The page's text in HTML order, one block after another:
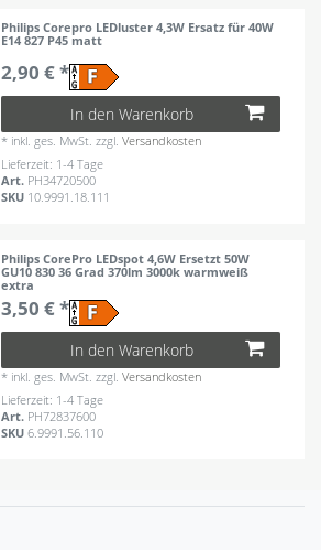
Philips Corepro LEDluster 4,3W Ersatz für 40W
E14 827 P45 matt
2,90 € *
In den Warenkorb
* inkl. ges. MwSt. zzgl.Versandkosten
Lieferzeit: 1-4 Tage
Art. PH34720500
SKU 10.9991.18.111
Philips CorePro LEDspot 4,6W Ersetzt 50W
GU10 830 36 Grad 370lm 3000k warmweiß
extra
3,50 € *
In den Warenkorb
* inkl. ges. MwSt. zzgl.Versandkosten
Lieferzeit: 1-4 Tage
Art. PH72837600
SKU6.9991.56.110